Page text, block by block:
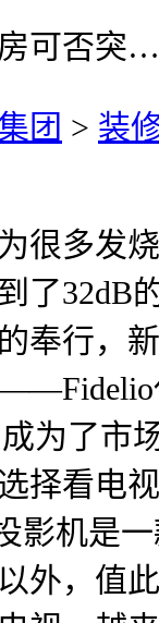
可否突
团 > 装
多发烧
了32dB
奉行，
为了市
择看电
机是一
外，值